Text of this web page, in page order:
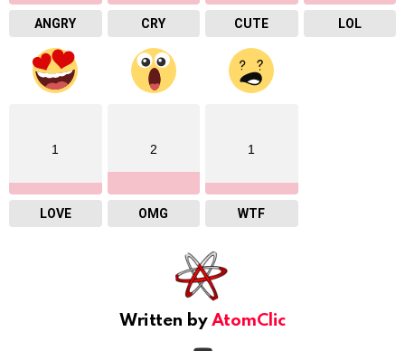
ANGRY CRY CUTE LOL
1
LOVE
2
OMG
1
WTF
Written by AtomClic